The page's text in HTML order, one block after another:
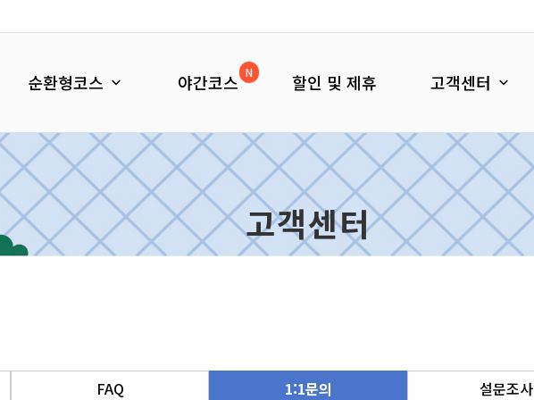
순환형코스 야간코스 N 할인 및 제휴 고객센터
고객센터
FAQ 1:1문의 설문조사